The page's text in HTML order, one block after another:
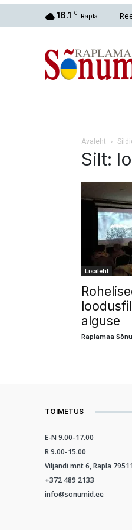
16.1 C Rapla
Avaleht
Silt:
Lisaleht
alguse
Raplamaa
TOIMETUS
E-N 9.00-17.00
R 9.00-15.00
Viljandi mnt 6, Rapla
+372 489 2133
info@sonumid.ee